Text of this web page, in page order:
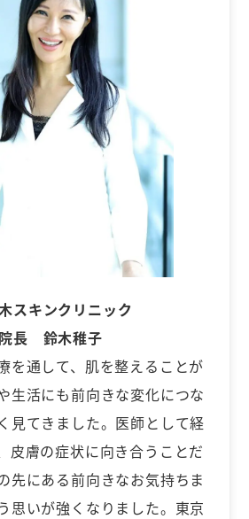
スキンクリニック
院長 鈴木稚子
を通して、肌を整えることが
生活にも前向きな変化につな
見てきました。医師として経
皮膚の症状に向き合うことだ
先にある前向きなお気持ちま
思いが強くなりました。東京